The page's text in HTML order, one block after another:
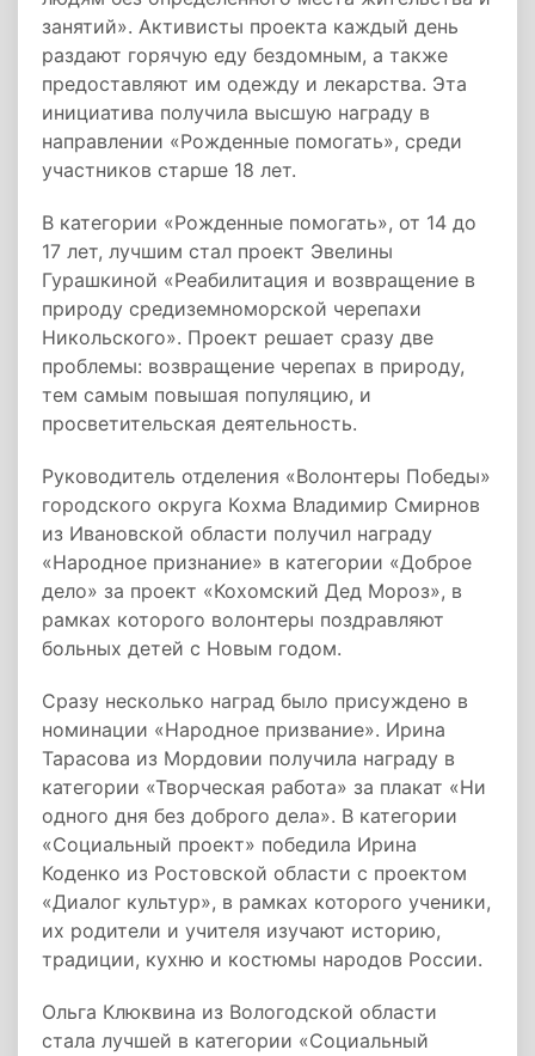
занятий». Активисты проекта каждый день
раздают горячую еду бездомным, а также
предоставляют им одежду и лекарства. Эта
инициатива получила высшую награду в
направлении «Рожденные помогать», среди
участников старше 18 лет.
В категории «Рожденные помогать», от 14 до
17 лет, лучшим стал проект Эвелины
Гурашкиной «Реабилитация и возвращение в
природу средиземноморской черепахи
Никольского». Проект решает сразу две
проблемы: возвращение черепах в природу,
тем самым повышая популяцию, и
просветительская деятельность.
Руководитель отделения «Волонтеры Победы»
городского округа Кохма Владимир Смирнов
из Ивановской области получил награду
«Народное признание» в категории «Доброе
дело» за проект «Кохомский Дед Мороз», в
рамках которого волонтеры поздравляют
больных детей с Новым годом.
Сразу несколько наград было присуждено в
номинации «Народное призвание». Ирина
Тарасова из Мордовии получила награду в
категории «Творческая работа» за плакат «Ни
одного дня без доброго дела». В категории
«Социальный проект» победила Ирина
Коденко из Ростовской области с проектом
«Диалог культур», в рамках которого ученики,
их родители и учителя изучают историю,
традиции, кухню и костюмы народов России.
Ольга Клюквина из Вологодской области
стала лучшей в категории «Социальный